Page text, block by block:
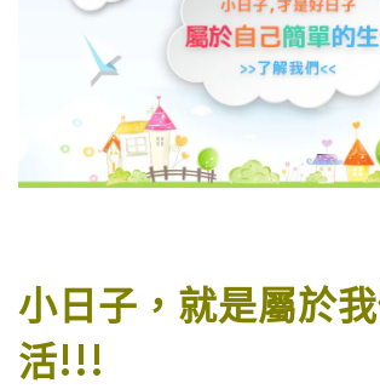
小日子，就是屬於
活!!!